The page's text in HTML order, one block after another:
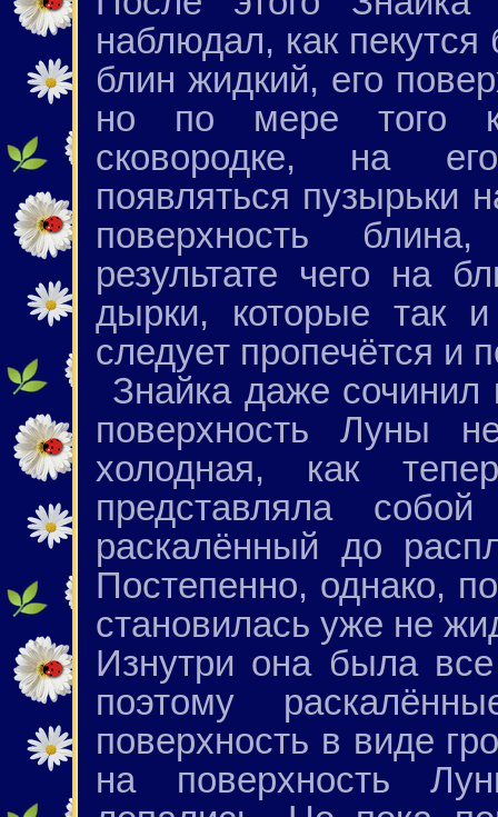
наблюдал, как
блин жидкий, его
но по мере того
сковородке, на
появляться пузырьки
поверхность
результате чего на
дырки, которые так и
следует пропечётся и
Знайка даже сочинил
поверхность Луны
холодная, как
представляла
раскалённый до
Постепенно, однако,
становилась уже не
Изнутри она была
поэтому
поверхность в виде
на поверхность